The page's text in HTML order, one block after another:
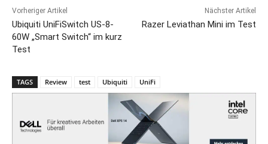
Vorheriger Artikel
Ubiquiti UniFiSwitch US-8-
60W „Smart Switch“ im kurz
Test
Nächster Artikel
Razer Leviathan Mini im Test
TAGS Review test Ubiquiti UniFi